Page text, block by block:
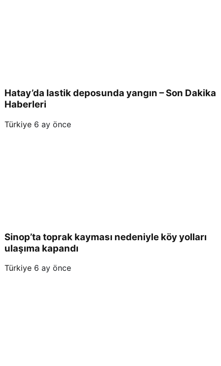
Hatay’da lastik deposunda yangın – Son Dakika
Haberleri
Türkiye 6 ay önce
Sinop’ta toprak kayması nedeniyle köy yolları
ulaşıma kapandı
Türkiye 6 ay önce